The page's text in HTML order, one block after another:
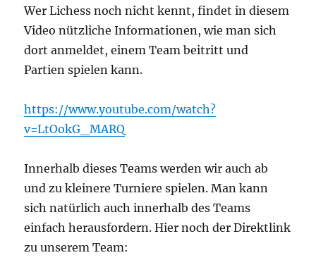
Wer Lichess noch nicht kennt, findet in diesem
Video nützliche Informationen, wie man sich
dort anmeldet, einem Team beitritt und
Partien spielen kann.
https://www.youtube.com/watch?
v=LtOokG_MARQ
Innerhalb dieses Teams werden wir auch ab
und zu kleinere Turniere spielen. Man kann
sich natürlich auch innerhalb des Teams
einfach herausfordern. Hier noch der Direktlink
zu unserem Team: